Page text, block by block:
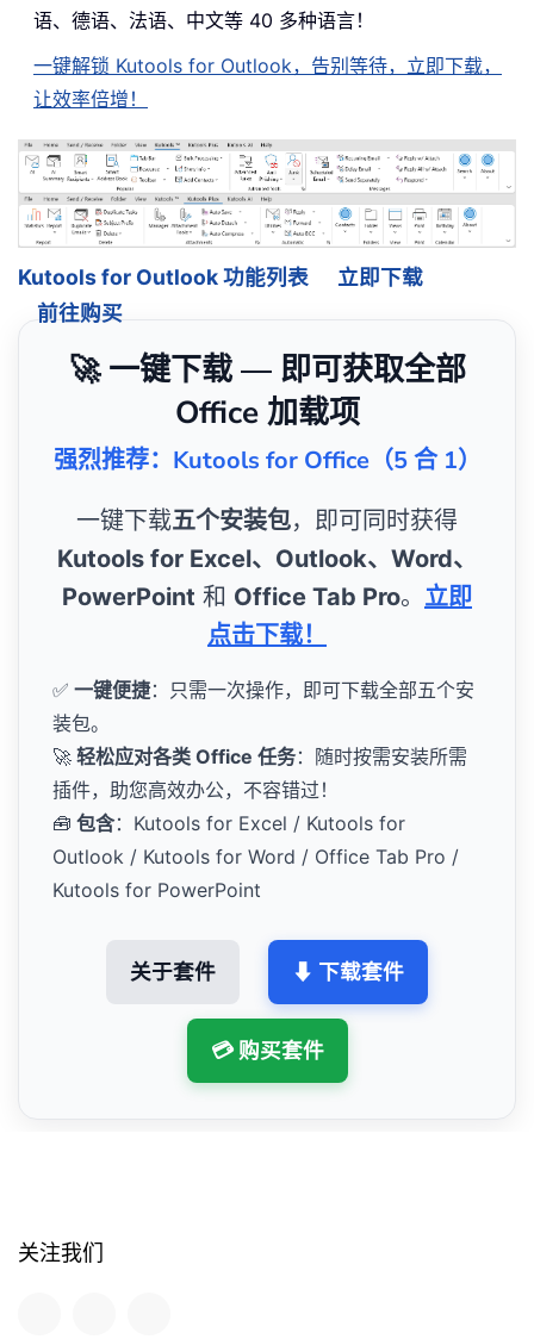
语、德语、法语、中文等 40 多种语言！
一键解锁 Kutools for Outlook，告别等待，立即下载，
让效率倍增！
Kutools for Outlook 功能列表
立即下载
前往购买
🚀 一键下载 — 即可获取全部
Office 加载项
强烈推荐：Kutools for Office（5 合 1）
一键下载五个安装包，即可同时获得
Kutools for Excel、Outlook、Word、
PowerPoint 和 Office Tab Pro。 立即
点击下载！
✅ 一键便捷：只需一次操作，即可下载全部五个安
装包。
🚀 轻松应对各类 Office 任务：随时按需安装所需
插件，助您高效办公，不容错过！
🧰 包含：Kutools for Excel / Kutools for
Outlook / Kutools for Word / Office Tab Pro /
Kutools for PowerPoint
关于套件 ⬇ 下载套件
💳 购买套件
关注我们